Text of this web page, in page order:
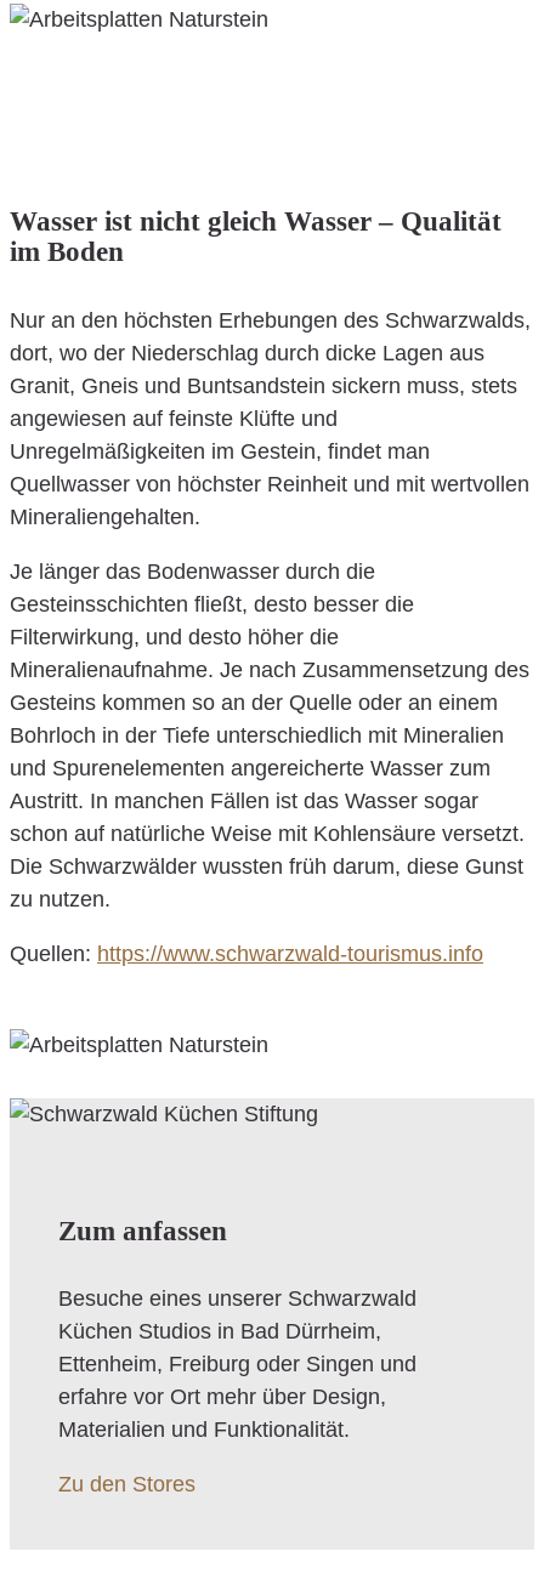
Wasser ist nicht gleich Wasser – Qualität
im Boden
Nur an den höchsten Erhebungen des Schwarzwalds,
dort, wo der Niederschlag durch dicke Lagen aus
Granit, Gneis und Buntsandstein sickern muss, stets
angewiesen auf feinste Klüfte und
Unregelmäßigkeiten im Gestein, findet man
Quellwasser von höchster Reinheit und mit wertvollen
Mineraliengehalten.
Je länger das Bodenwasser durch die
Gesteinsschichten fließt, desto besser die
Filterwirkung, und desto höher die
Mineralienaufnahme. Je nach Zusammensetzung des
Gesteins kommen so an der Quelle oder an einem
Bohrloch in der Tiefe unterschiedlich mit Mineralien
und Spurenelementen angereicherte Wasser zum
Austritt. In manchen Fällen ist das Wasser sogar
schon auf natürliche Weise mit Kohlensäure versetzt.
Die Schwarzwälder wussten früh darum, diese Gunst
zu nutzen.
Quellen: https://www.schwarzwald-tourismus.info
Zum anfassen
Besuche eines unserer Schwarzwald
Küchen Studios in Bad Dürrheim,
Ettenheim, Freiburg oder Singen und
erfahre vor Ort mehr über Design,
Materialien und Funktionalität.
Zu den Stores